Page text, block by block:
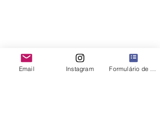
Email Instagram